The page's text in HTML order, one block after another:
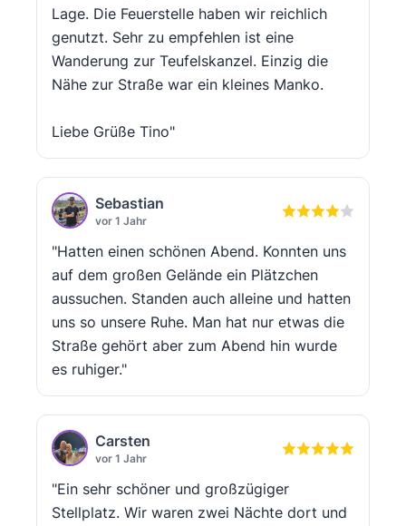
Lage. Die Feuerstelle haben wir reichlich
genutzt. Sehr zu empfehlen ist eine
Wanderung zur Teufelskanzel. Einzig die
Nähe zur Straße war ein kleines Manko.
Liebe Grüße Tino"
Sebastian
vor 1 Jahr
"Hatten einen schönen Abend. Konnten uns
auf dem großen Gelände ein Plätzchen
aussuchen. Standen auch alleine und hatten
uns so unsere Ruhe. Man hat nur etwas die
Straße gehört aber zum Abend hin wurde
es ruhiger."
Carsten
vor 1 Jahr
"Ein sehr schöner und großzügiger
Stellplatz. Wir waren zwei Nächte dort und